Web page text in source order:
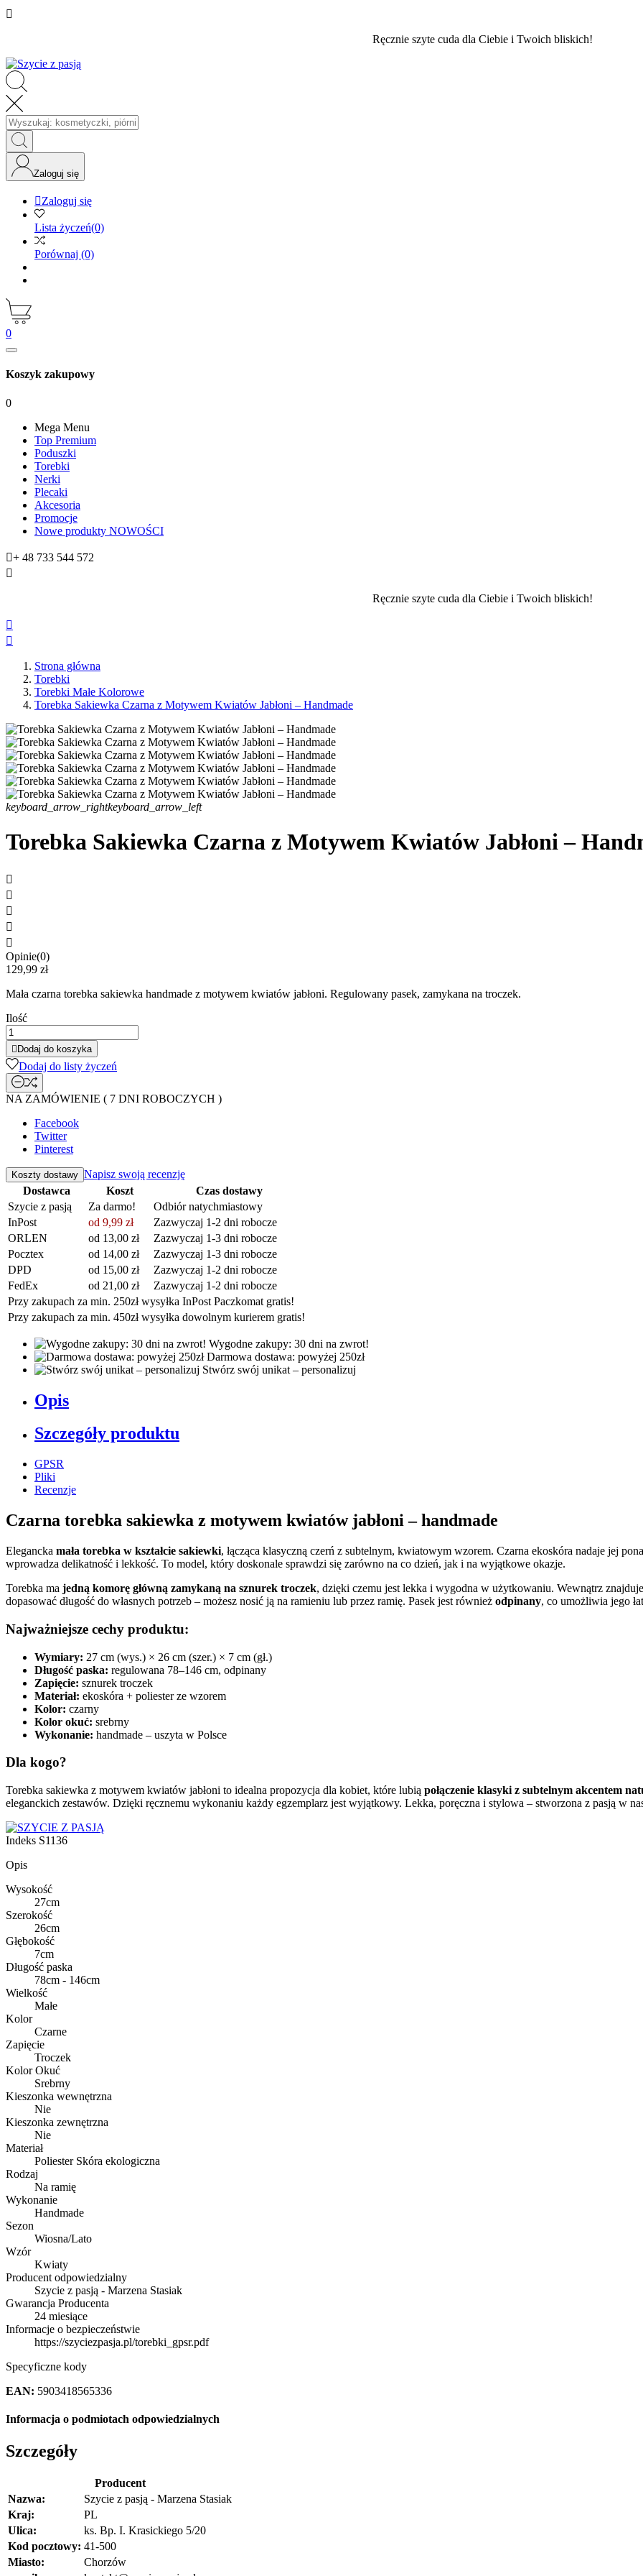

Ręcznie szyte cuda dla Ciebie i Twoich bliskich!
Zaloguj się
Zaloguj się
Lista życzeń(0)
Porównaj (0)
0
Koszyk zakupowy
0
Mega Menu
Top Premium
Poduszki
Torebki
Nerki
Plecaki
Akcesoria
Promocje
Nowe produkty NOWOŚCI
+ 48 733 544 572

Ręcznie szyte cuda dla Ciebie i Twoich bliskich!


Strona główna
Torebki
Torebki Małe Kolorowe
Torebka Sakiewka Czarna z Motywem Kwiatów Jabłoni – Handmade
keyboard_arrow_rightkeyboard_arrow_left
Torebka Sakiewka Czarna z Motywem Kwiatów Jabłoni –





Opinie(0)
129,99 zł
Mała czarna torebka sakiewka handmade z motywem kwiatów jabłoni. Regulowany pasek, zamykana na troczek.
Ilość
Dodaj do koszyka
Dodaj do listy życzeń
NA ZAMÓWIENIE ( 7 DNI ROBOCZYCH )
Facebook
Twitter
Pinterest
Koszty dostawy Napisz swoją recenzję
Dostawca
Koszt
Czas dostawy
Szycie z pasją
Za darmo!
Odbiór natychmiastowy
InPost
od 9,99 zł
Zazwyczaj 1-2 dni robocze
ORLEN
od 13,00 zł
Zazwyczaj 1-3 dni robocze
Pocztex
od 14,00 zł
Zazwyczaj 1-3 dni robocze
DPD
od 15,00 zł
Zazwyczaj 1-2 dni robocze
FedEx
od 21,00 zł
Zazwyczaj 1-2 dni robocze
Przy zakupach za min. 250zł wysyłka InPost Paczkomat gratis!
Przy zakupach za min. 450zł wysyłka dowolnym kurierem gratis!
Wygodne zakupy: 30 dni na zwrot!
Darmowa dostawa: powyżej 250zł
Stwórz swój unikat – personalizuj
Opis
Szczegóły produktu
GPSR
Pliki
Recenzje
Czarna torebka sakiewka z motywem kwiatów jabłoni – handmade
Elegancka mała torebka w kształcie sakiewki, łącząca klasyczną czerń z subtelnym, kwiatowym wzorem. Czarna ekoskóra nadaje jej
wprowadza delikatność i lekkość. To model, który doskonale sprawdzi się zarówno na co dzień, jak i na wyjątkowe okazje.
Torebka ma jedną komorę główną zamykaną na sznurek troczek, dzięki czemu jest lekka i wygodna w użytkowaniu. Wewnątrz
dopasować długość do własnych potrzeb – możesz nosić ją na ramieniu lub przez ramię. Pasek jest również odpinany, co umożliwia jego
Najważniejsze cechy produktu:
Wymiary: 27 cm (wys.) × 26 cm (szer.) × 7 cm (gł.)
Długość paska: regulowana 78–146 cm, odpinany
Zapięcie: sznurek troczek
Materiał: ekoskóra + poliester ze wzorem
Kolor: czarny
Kolor okuć: srebrny
Wykonanie: handmade – uszyta w Polsce
Dla kogo?
Torebka sakiewka z motywem kwiatów jabłoni to idealna propozycja dla kobiet, które lubią połączenie klasyki z subtelnym akcentem
eleganckich zestawów. Dzięki ręcznemu wykonaniu każdy egzemplarz jest wyjątkowy. Lekka, poręczna i stylowa – stworzona z pasją w
Indeks S1136
Opis
Wysokość
27cm
Szerokość
26cm
Głębokość
7cm
Długość paska
78cm - 146cm
Wielkość
Małe
Kolor
Czarne
Zapięcie
Troczek
Kolor Okuć
Srebrny
Kieszonka wewnętrzna
Nie
Kieszonka zewnętrzna
Nie
Materiał
Poliester Skóra ekologiczna
Rodzaj
Na ramię
Wykonanie
Handmade
Sezon
Wiosna/Lato
Wzór
Kwiaty
Producent odpowiedzialny
Szycie z pasją - Marzena Stasiak
Gwarancja Producenta
24 miesiące
Informacje o bezpieczeństwie
https://szyciezpasja.pl/torebki_gpsr.pdf
Specyficzne kody
EAN: 5903418565336
Informacja o podmiotach odpowiedzialnych
Szczegóły
Producent
Nazwa:
Szycie z pasją - Marzena Stasiak
Kraj:
PL
Ulica:
ks. Bp. I. Krasickiego 5/20
Kod pocztowy: 41-500
Miasto:
Chorzów